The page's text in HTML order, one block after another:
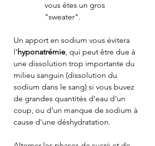
vous êtes un gros
"sweater".
Un apport en sodium vous évitera
l'hyponatrémie, qui peut être due à
une dissolution trop importante du
milieu sanguin (dissolution du
sodium dans le sang) si vous buvez
de grandes quantités d'eau d'un
coup, ou d'un manque de sodium à
cause d'une déshydratation.